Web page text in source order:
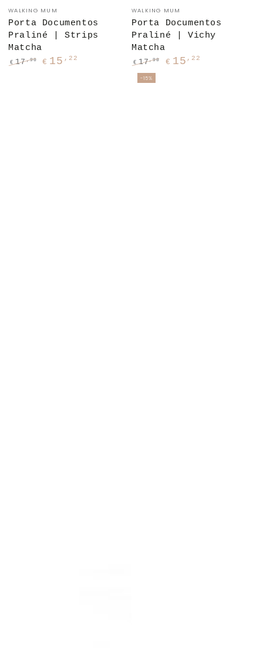
Fornecedor:
WALKING MUM
Porta Documentos
Praliné | Strips
Matcha
€ 17 ,90 € 15 ,22
Fornecedor:
WALKING MUM
Porta Documentos
Praliné | Vichy
Matcha
Preço
regular
€ 17 ,90 € 15 ,22
-15%